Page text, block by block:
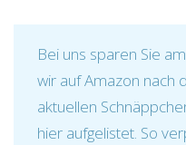
Bei uns sparen Sie
wir auf Amazon nach
aktuellen
hier aufgelistet. So